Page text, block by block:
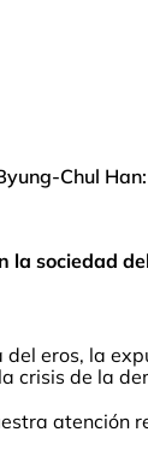
Chul
la sociedad
eros, la
crisis de la
atención